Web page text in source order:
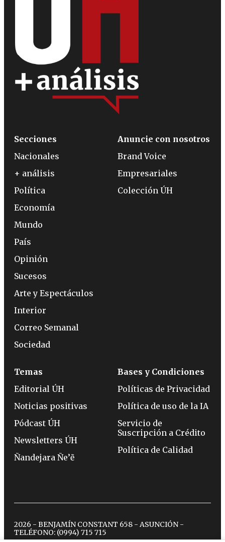
Secciones
Nacionales
+ análisis
Política
Economía
Mundo
País
Opinión
Sucesos
Arte y Espectáculos
Interior
Correo Semanal
Sociedad
Anuncie con nosotros
Brand Voice
Empresariales
Colección ÚH
Temas
Editorial ÚH
Noticias positivas
Pódcast ÚH
Newsletters ÚH
Ñandejara Ñe’ẽ
Bases y Condiciones
Políticas de Privacidad
Política de uso de la IA
Servicio de
Suscripción a Crédito
Política de Calidad
2026 - BENJAMÍN CONSTANT 658 - ASUNCIÓN -
TELÉFONO: (0994) 715 715